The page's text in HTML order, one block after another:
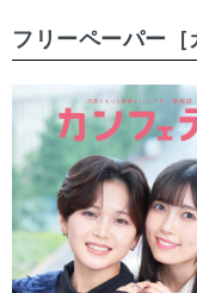
フリーペーパー［